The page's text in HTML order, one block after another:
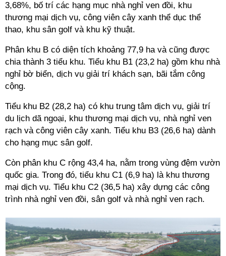
3,68%, bố trí các hạng mục nhà nghỉ ven đồi, khu
thương mại dịch vụ, công viên cây xanh thể dục thể
thao, khu sân golf và khu kỹ thuật.
Phân khu B có diện tích khoảng 77,9 ha và cũng được
chia thành 3 tiểu khu. Tiểu khu B1 (23,2 ha) gồm khu nhà
nghỉ bờ biển, dịch vụ giải trí khách sạn, bãi tắm công
cộng.
Tiểu khu B2 (28,2 ha) có khu trung tâm dịch vụ, giải trí
du lịch dã ngoại, khu thương mại dịch vụ, nhà nghỉ ven
rạch và công viên cây xanh. Tiểu khu B3 (26,6 ha) dành
cho hạng mục sân golf.
Còn phân khu C rộng 43,4 ha, nằm trong vùng đệm vườn
quốc gia. Trong đó, tiểu khu C1 (6,9 ha) là khu thương
mại dịch vụ. Tiểu khu C2 (36,5 ha) xây dựng các công
trình nhà nghỉ ven đồi, sân golf và nhà nghỉ ven rạch.